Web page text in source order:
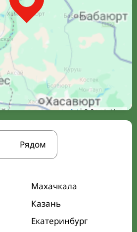
Leaflet| © Google Maps
Рядом
Махачкала
Казань
Екатеринбург